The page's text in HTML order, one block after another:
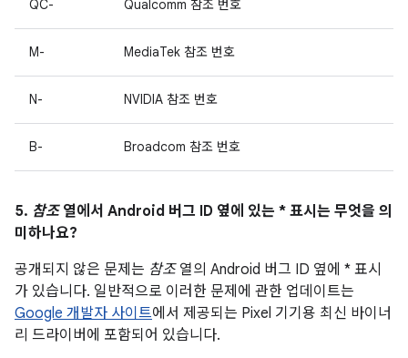
QC- Qualcomm 참조 번호
M- MediaTek 참조 번호
N- NVIDIA 참조 번호
B- Broadcom 참조 번호
5. 참조열에서 Android 버그 ID 옆에 있는 * 표시는 무엇을 의
미하나요?
공개되지 않은 문제는 참조열의 Android 버그 ID 옆에 * 표시
가 있습니다. 일반적으로 이러한 문제에 관한 업데이트는
Google 개발자 사이트에서 제공되는 Pixel 기기용 최신 바이너
리 드라이버에 포함되어 있습니다.